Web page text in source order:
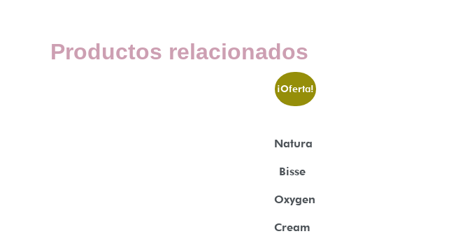
Productos relacionados
¡Oferta!
Natura
Bisse
Oxygen
Cream